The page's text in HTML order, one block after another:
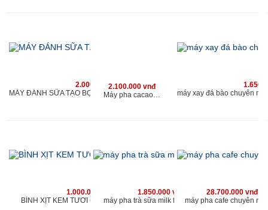
2.000.000 vnđ
MÁY ĐÁNH SỮA TẠO BỌT CHUYÊN NGHIỆP KAHCHAN
2.100.000 vnđ
Máy pha cacao chuyên nghiệp cho quán
1.000.000 vnđ
BÌNH XỊT KEM TƯƠI CAO CẤP KAHCHAN
1.850.000 vnđ
máy pha trà sữa milk foam kahchan
28.700.000 vnđ
máy pha cafe chuyên